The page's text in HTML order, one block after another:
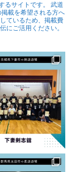
るサイトです。
武道
載を希望される方へ
ているため、掲載費
にご活用ください。